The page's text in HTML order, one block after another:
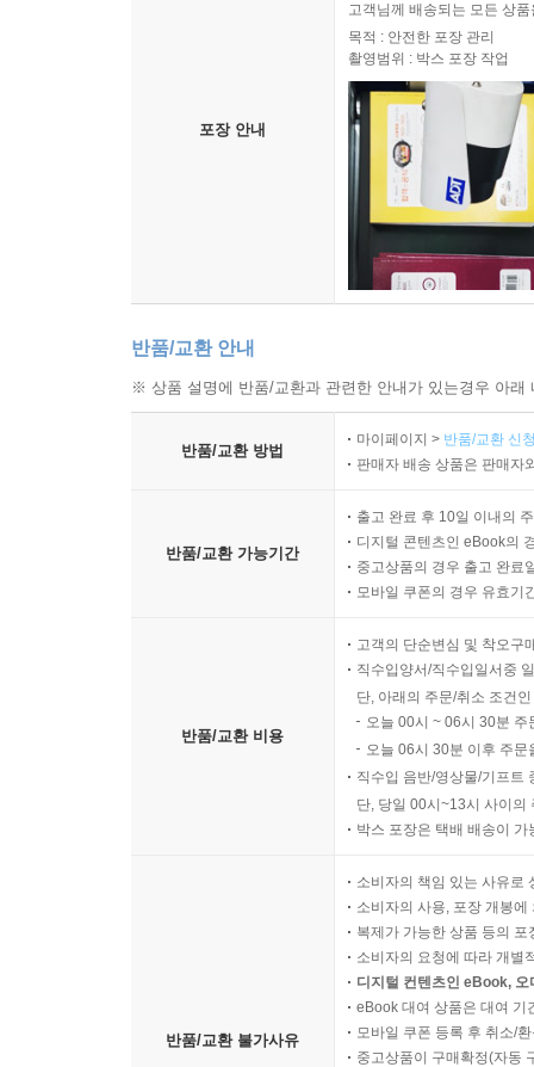
포장 안내
고객님께 배송되는 모든 상
목적 : 안전한 포장 관리
촬영범위 : 박스 포장 작업
반품/교환 안내
※ 상품 설명에 반품/교환과 관련한 안내가 있는경우 아
반품/교환 방법
마이페이지 > 반품/교환 신
판매자 배송 상품은 판매자
반품/교환 가능기간
출고 완료 후 10일 이내의
디지털 콘텐츠인 eBook의
중고상품의 경우 출고 완료
모바일 쿠폰의 경우 유효기
반품/교환 비용
고객의 단순변심 및 착오구
직수입양서/직수입일서중
단, 아래의 주문/취소 조건
오늘 00시 ~ 06시 30분
오늘 06시 30분 이후 주
직수입 음반/영상물/기프트
단, 당일 00시~13시 사이의
박스 포장은 택배 배송이
반품/교환 불가사유
소비자의 책임 있는 사유로
소비자의 사용, 포장 개봉
복제가 가능한 상품 등의
소비자의 요청에 따라 개별
디지털 컨텐츠인 eBook,
eBook 대여 상품은 대여 기
모바일 쿠폰 등록 후 취소/
중고상품이 구매확정(자동